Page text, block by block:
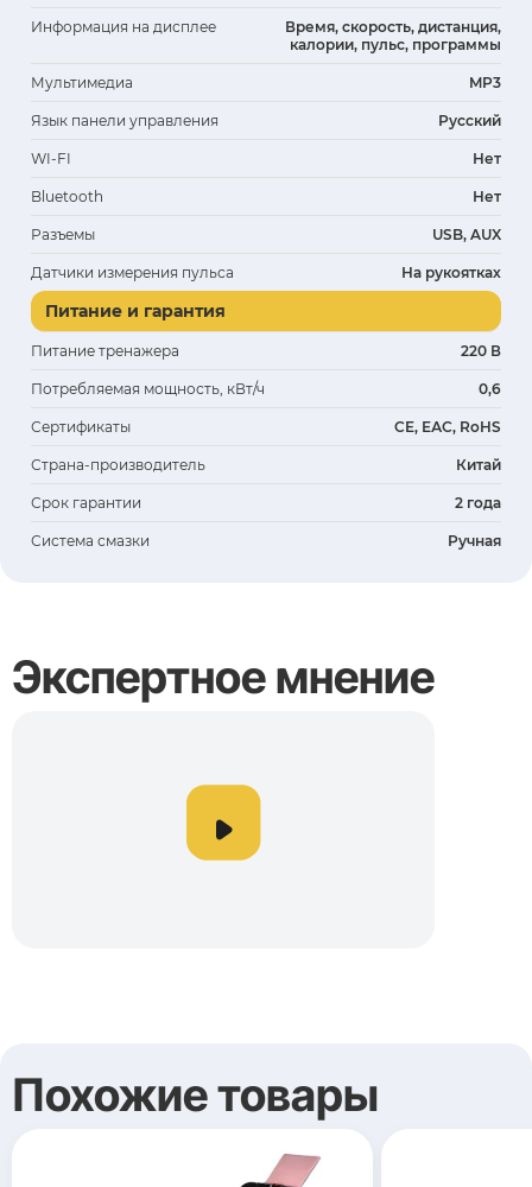
Информация на дисплее
Время, скорость, дистанция,
калории, пульс, программы
Мультимедиа MP3
Язык панели управления Русский
WI-FI Нет
Bluetooth Нет
Разъемы USB, AUX
Датчики измерения пульса На рукоятках
Питание и гарантия
Питание тренажера 220 В
Потребляемая мощность, кВт/ч 0,6
Сертификаты CE, ЕАС, RoHS
Страна-производитель Китай
Срок гарантии 2 года
Система смазки Ручная
Экспертное мнение
Похожие товары